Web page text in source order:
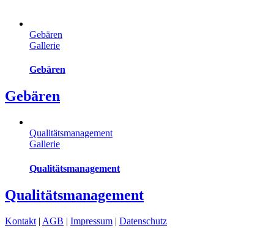
Gebären
Gallerie
Gebären
Gebären
Qualitätsmanagement
Gallerie
Qualitätsmanagement
Qualitätsmanagement
Kontakt | AGB | Impressum | Datenschutz